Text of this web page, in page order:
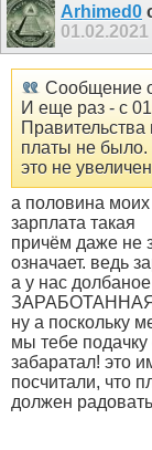
Arhimed0
01.02.2021
Сообщение
И еще раз - с
Правительства
платы не
это не
а половина
зарплата такая
причём даже не
означает. ведь
а у нас
ЗАРАБОТАННАЯ
ну а поскольку
мы тебе
забаратал! это
посчитали, что
должен